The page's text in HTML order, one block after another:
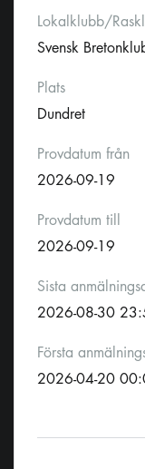
Lokalklubb/
Svensk
Plats
Dundret
Provdatum från
2026-09-19
Provdatum till
2026-09-19
Sista
2026-08-30
Första
2026-04-20